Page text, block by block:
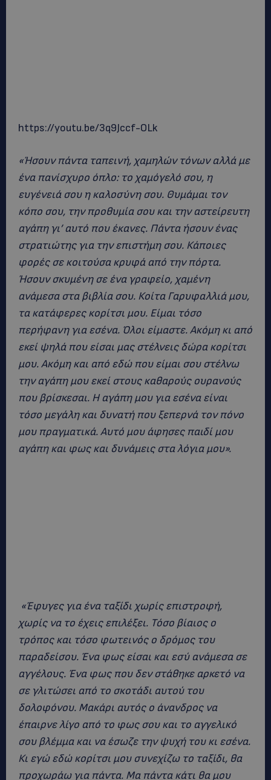
https://youtu.be/3q9Jccf-OLk
«Ήσουν πάντα ταπεινή, χαμηλών τόνων αλλά με
ένα πανίσχυρο όπλο: το χαμόγελό σου, η
ευγένειά σου η καλοσύνη σου. Θυμάμαι τον
κόπο σου, την προθυμία σου και την αστείρευτη
αγάπη γι’ αυτό που έκανες. Πάντα ήσουν ένας
στρατιώτης για την επιστήμη σου. Κάποιες
φορές σε κοιτούσα κρυφά από την πόρτα.
Ήσουν σκυμένη σε ένα γραφείο, χαμένη
ανάμεσα στα βιβλία σου. Κοίτα Γαρυφαλλιά μου,
τα κατάφερες κορίτσι μου. Είμαι τόσο
περήφανη για εσένα. Όλοι είμαστε. Ακόμη κι από
εκεί ψηλά που είσαι μας στέλνεις δώρα κορίτσι
μου. Ακόμη και από εδώ που είμαι σου στέλνω
την αγάπη μου εκεί στους καθαρούς ουρανούς
που βρίσκεσαι. Η αγάπη μου για εσένα είναι
τόσο μεγάλη και δυνατή που ξεπερνά τον πόνο
μου πραγματικά. Αυτό μου άφησες παιδί μου
αγάπη και φως και δυνάμεις στα λόγια μου».
«Έφυγες για ένα ταξίδι χωρίς επιστροφή,
χωρίς να το έχεις επιλέξει. Τόσο βίαιος ο
τρόπος και τόσο φωτεινός ο δρόμος του
παραδείσου. Ένα φως είσαι και εσύ ανάμεσα σε
αγγέλους. Ένα φως που δεν στάθηκε αρκετό να
σε γλιτώσει από το σκοτάδι αυτού του
δολοφόνου. Μακάρι αυτός ο άνανδρος να
έπαιρνε λίγο από το φως σου και το αγγελικό
σου βλέμμα και να έσωζε την ψυχή του κι εσένα.
Κι εγώ εδώ κορίτσι μου συνεχίζω το ταξίδι, θα
προχωράω για πάντα. Μα πάντα κάτι θα μου